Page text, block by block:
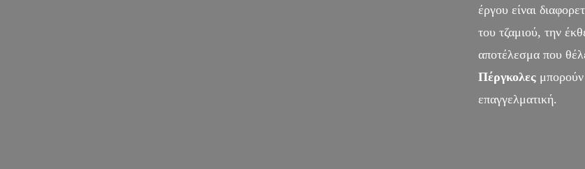
έργου είναι
του τζαμιού, την
αποτέλεσμα που
Πέργκολεςμπορούν
επαγγελματική.